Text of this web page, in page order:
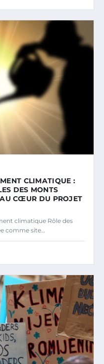
CLIMATIQUE :
DES MONTS
AU CŒUR DU PROJET
climatique Rôle des
comme site…